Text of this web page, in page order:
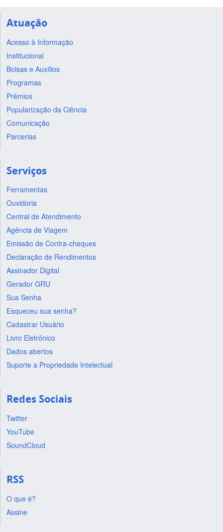
Atuação
Acesso à Informação
Institucional
Bolsas e Auxílios
Programas
Prêmios
Popularização da Ciência
Comunicação
Parcerias
Serviços
Ferramentas
Ouvidoria
Central de Atendimento
Agência de Viagem
Emissão de Contra-cheques
Declaração de Rendimentos
Assinador Digital
Gerador GRU
Sua Senha
Esqueceu sua senha?
Cadastrar Usuário
Livro Eletrônico
Dados abertos
Suporte a Propriedade Intelectual
Redes Sociais
Twitter
YouTube
SoundCloud
RSS
O que é?
Assine